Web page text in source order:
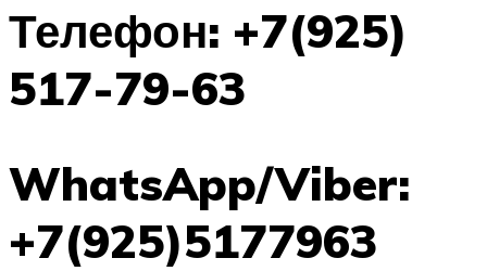
Телефон: +7(925)
517-79-63
WhatsApp/Viber:
+7(925)5177963